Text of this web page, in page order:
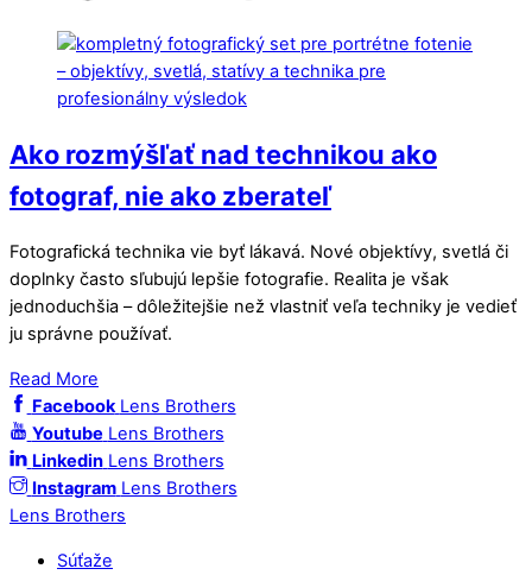
Ako rozmýšľať nad technikou ako
fotograf, nie ako zberateľ
Fotografická technika vie byť lákavá. Nové objektívy, svetlá či
doplnky často sľubujú lepšie fotografie. Realita je však
jednoduchšia – dôležitejšie než vlastniť veľa techniky je vedieť
ju správne používať.
Read More
Facebook Lens Brothers
Youtube Lens Brothers
Linkedin Lens Brothers
Instagram Lens Brothers
Lens Brothers
Súťaže